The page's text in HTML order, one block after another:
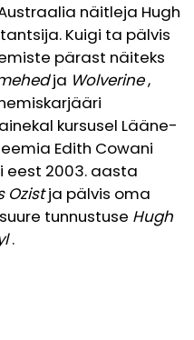
näitleja Hugh
Kuigi ta pälvis
pärast näiteks
ja Wolverine,
kursusel Lääne-
Edith Cowani
eest 2003. aasta
Ozistja pälvis oma
tunnustuse Hugh
.